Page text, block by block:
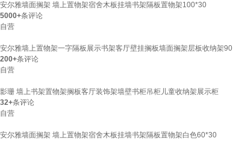
安尔雅墙面搁架 墙上置物架宿舍木板挂墙书架隔板置物架100*30
5000+条评论
自营
安尔雅墙上置物架一字隔板展示书架客厅壁挂搁板墙面搁架层板收纳架90
200+条评论
自营
影珊 墙上书架置物架搁板客厅装饰架墙壁书柜吊柜儿童收纳架展示柜
32+条评论
自营
安尔雅墙面搁架 墙上置物架宿舍木板挂墙书架隔板置物架白色60*30